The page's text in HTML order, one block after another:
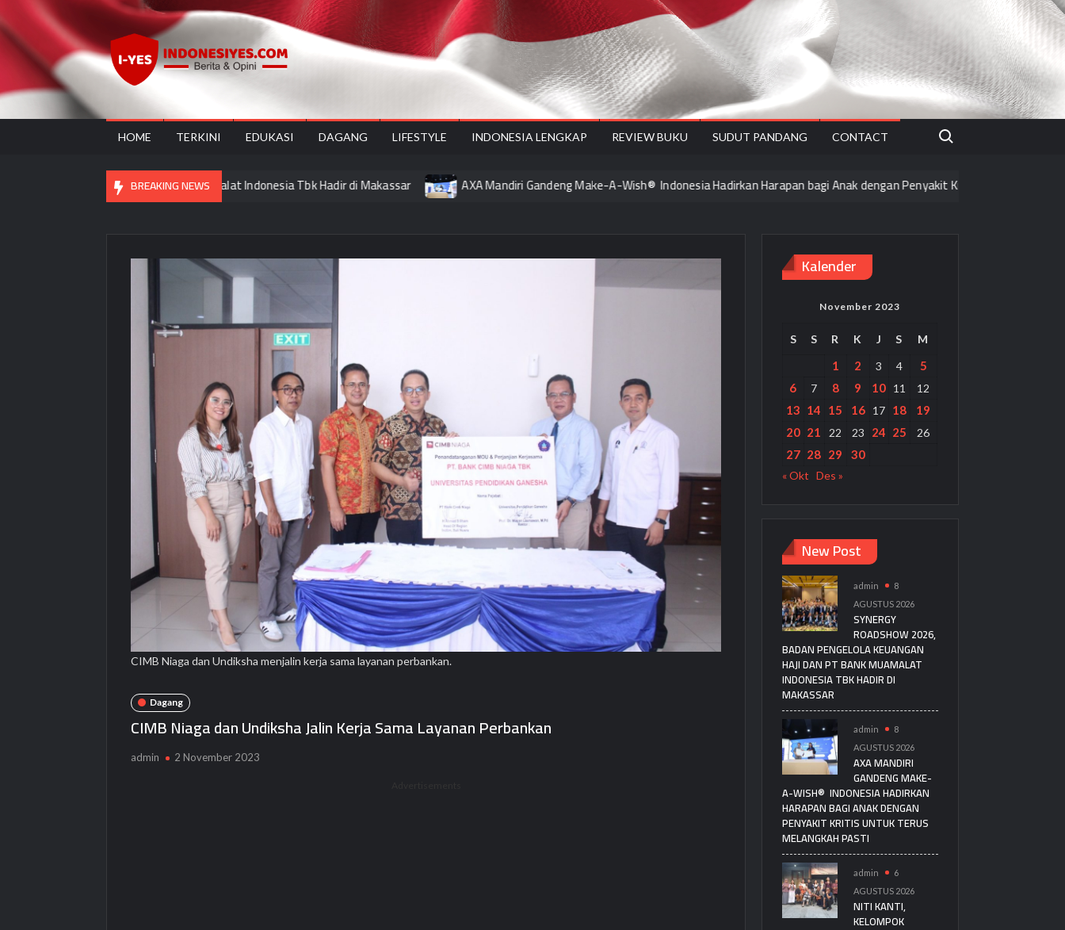
to
content
Indonesiyes
HOME TERKINI EDUKASI DAGANG LIFESTYLE INDONESIA LENGKAP REVIEW BUKU SUDUT PANDANG CONTACT
Search for:
BREAKING NEWS
Haji dan PT Bank Muamalat Indonesia Tbk Hadir di Makassar AXA Mandiri Gandeng Make-A-Wish® Indonesia Hadirkan Harapan bagi Anak dengan Penyakit Kritis untuk Terus Melangkah
CIMB Niaga dan Undiksha menjalin kerja sama layanan perbankan.
Dagang
CIMB Niaga dan Undiksha Jalin Kerja Sama Layanan Perbankan
admin 2 November 2023
Kalender
November 2023
S S R K J S M
1 2 3 4
5
6
7 8 9 10 11 12
13 14 15 16 17 18
19
20 21 22 23 24 25 26
27 28 29 30
« Okt Des »
New Post
admin
8
AGUSTUS 2026
SYNERGY
ROADSHOW 2026,
BADAN PENGELOLA KEUANGAN
HAJI DAN PT BANK MUAMALAT
INDONESIA TBK HADIR DI
MAKASSAR
admin
8
AGUSTUS 2026
AXA MANDIRI
GANDENG MAKE-
A-WISH® INDONESIA HADIRKAN
HARAPAN BAGI ANAK DENGAN
PENYAKIT KRITIS UNTUK TERUS
MELANGKAH PASTI
admin
6
AGUSTUS 2026
NITI KANTI,
KELOMPOK